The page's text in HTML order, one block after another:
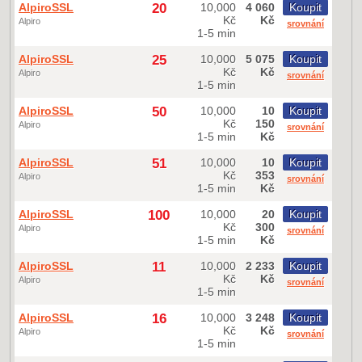
AlpiroSSL
Alpiro
20
10,000
Kč
1-5 min
4 060
Kč
Koupit
srovnání
AlpiroSSL
Alpiro
25
10,000
Kč
1-5 min
5 075
Kč
Koupit
srovnání
AlpiroSSL
Alpiro
50
10,000
Kč
1-5 min
10
150
Kč
Koupit
srovnání
AlpiroSSL
Alpiro
51
10,000
Kč
1-5 min
10
353
Kč
Koupit
srovnání
AlpiroSSL
Alpiro
100
10,000
Kč
1-5 min
20
300
Kč
Koupit
srovnání
AlpiroSSL
Alpiro
11
10,000
Kč
1-5 min
2 233
Kč
Koupit
srovnání
AlpiroSSL
Alpiro
16
10,000
Kč
1-5 min
3 248
Kč
Koupit
srovnání